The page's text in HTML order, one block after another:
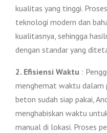
kualitas yang tinggi.
teknologi modern dan
kualitasnya, sehingga
dengan standar yang
2. Efisiensi Waktu :
menghemat waktu dalam
beton sudah siap pakai,
menghabiskan waktu
manual di lokasi. Proses